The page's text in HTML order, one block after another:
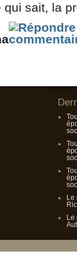
qui sait, la
Le
Le